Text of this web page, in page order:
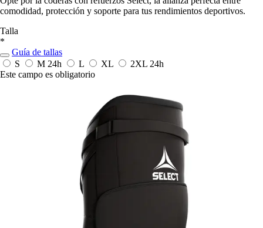
comodidad, protección y soporte para tus rendimientos deportivos.
Talla
*
Guía de tallas
S
M 24h L XL 2XL 24h
Este campo es obligatorio